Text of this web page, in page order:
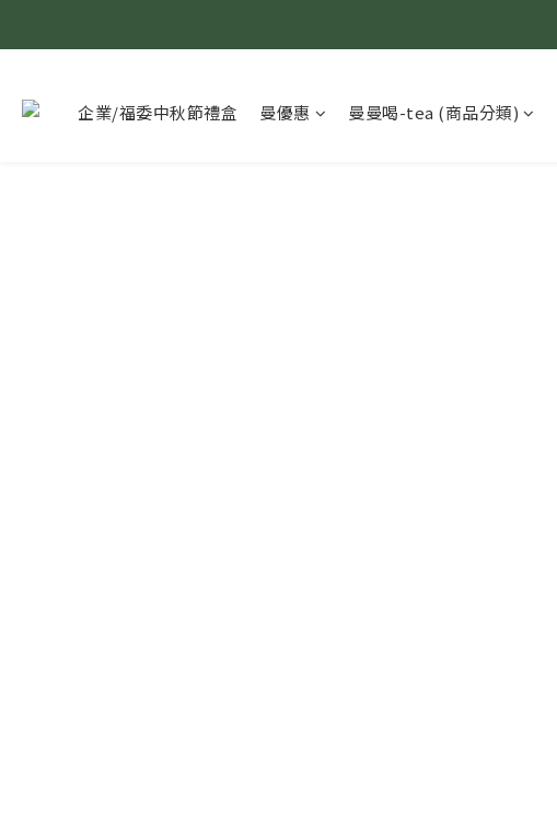
企業/福委中秋節禮盒 曼優惠 曼曼喝-tea (商品分類)